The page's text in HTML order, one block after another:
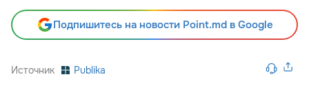
Подпишитесь на новости Point.md в Google
Источник Publika